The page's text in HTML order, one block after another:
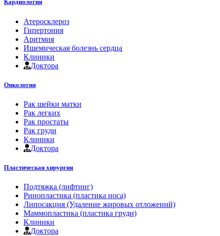
Кардиология
Атеросклероз
Гипертония
Аритмия
Ишемическая болезнь сердца
Клиники
Доктора
Онкология
Рак шейки матки
Рак легких
Рак простаты
Рак груди
Клиники
Доктора
Пластическая хирургия
Подтяжка (лифтинг)
Ринопластика (пластика носа)
Липосакция (Удаление жировых отложений)
Маммопластика (пластика груди)
Клиники
Доктора